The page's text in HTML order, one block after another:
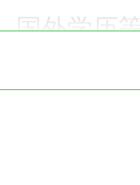
国外学历